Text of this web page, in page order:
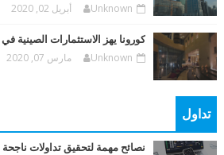
Unknown أبريل 02, 2020
كورونا يهز الاستثمارات الصينية
Unknown مارس 07, 2020
تداول
نصائح مهمة لتحقيق تداولات ناجحة